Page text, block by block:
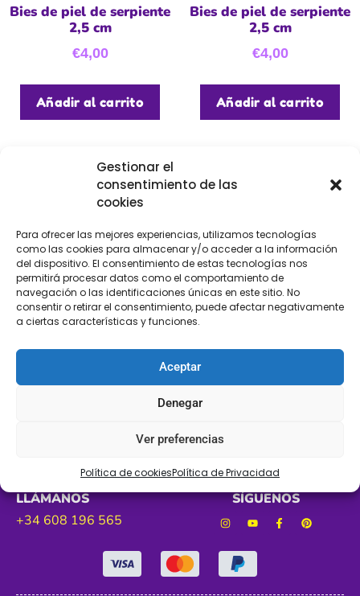
Gestionar el
consentimiento de las
cookies
Para ofrecer las mejores experiencias, utilizamos tecnologías
como las cookies para almacenar y/o acceder a la información
del dispositivo. El consentimiento de estas tecnologías nos
permitirá procesar datos como el comportamiento de
navegación o las identificaciones únicas en este sitio. No
consentir o retirar el consentimiento, puede afectar negativamente
a ciertas características y funciones.
Aceptar
Denegar
Ver preferencias
Política de cookiesPolítica de Privacidad
Bies de piel de serpiente
2,5 cm
€4,00
Añadir al carrito
Bies de piel de serpiente
2,5 cm
€4,00
Añadir al carrito
€4,00
Añadir al carrito
LLÁMANOS
+34 608 196 565
SÍGUENOS